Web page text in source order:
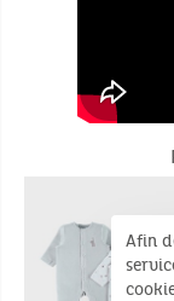
Afin